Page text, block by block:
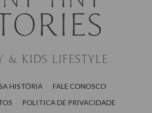
HISTÓRIA
FALE CONOSCO
POLITICA DE PRIVACIDADE